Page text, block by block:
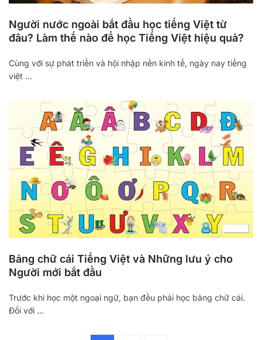
Người nước ngoài bắt đầu học tiếng Việt từ
đâu? Làm thế nào để học Tiếng Việt hiệu quả?
Cùng với sự phát triển và hội nhập nền kinh tế, ngày nay tiếng
việt …
Bảng chữ cái Tiếng Việt và Những lưu ý cho
Người mới bắt đầu
Trước khi học một ngoại ngữ, bạn đều phải học bảng chữ cái.
Đối với …